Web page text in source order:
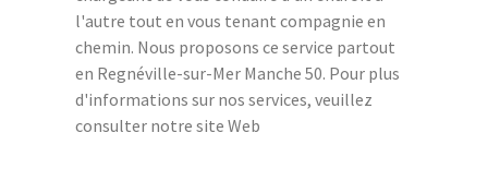
l'autre tout en vous tenant compagnie en
chemin. Nous proposons ce service partout
en Regnéville-sur-Mer Manche 50. Pour plus
d'informations sur nos services, veuillez
consulter notre site Web